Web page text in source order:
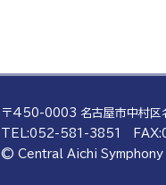
〒450-0003 名古屋市中村
TEL:052-581-3851
© Central Aichi Symphony